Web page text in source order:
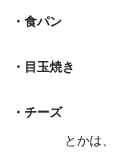
・食パン
・目玉焼き
・チーズ
とかは、